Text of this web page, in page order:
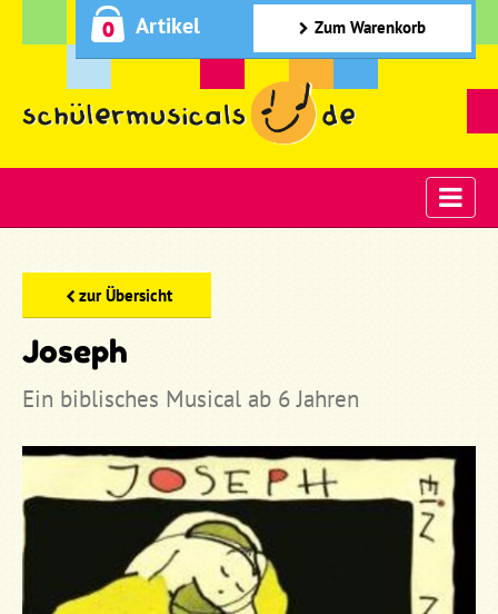
0 Artikel Zum Warenkorb
zur Übersicht
Joseph
Ein biblisches Musical ab 6 Jahren